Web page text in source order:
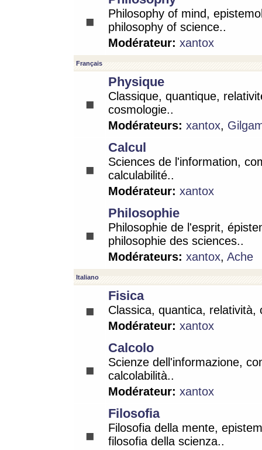
Philosophy of mind,
philosophy of science..
Modérateur: xantox
Français
Physique
Classique, quantique,
cosmologie..
Modérateurs: xantox,
Calcul
Sciences de l'information,
calculabilité..
Modérateur: xantox
Philosophie
Philosophie de l'esprit,
philosophie des sciences..
Modérateurs: xantox, Ache
Italiano
Fisica
Classica, quantica, relatività,
Modérateur: xantox
Calcolo
Scienze dell'informazione,
calcolabilità..
Modérateur: xantox
Filosofia
Filosofia della mente,
filosofia della scienza..